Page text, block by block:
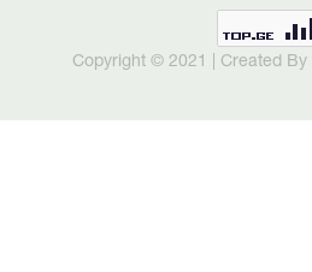
Copyright © 2021 | Created By